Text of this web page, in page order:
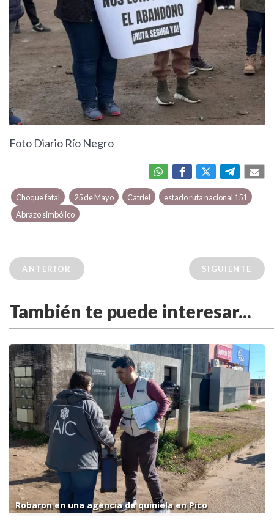
Foto Diario Río Negro
Choque fatal 25 de Mayo Catriel
estado ruta nacional 151
Abrazo simbólico
ANTERIOR SIGUIENTE
También te puede interesar...
Robaron en una agencia de quiniela en Pico